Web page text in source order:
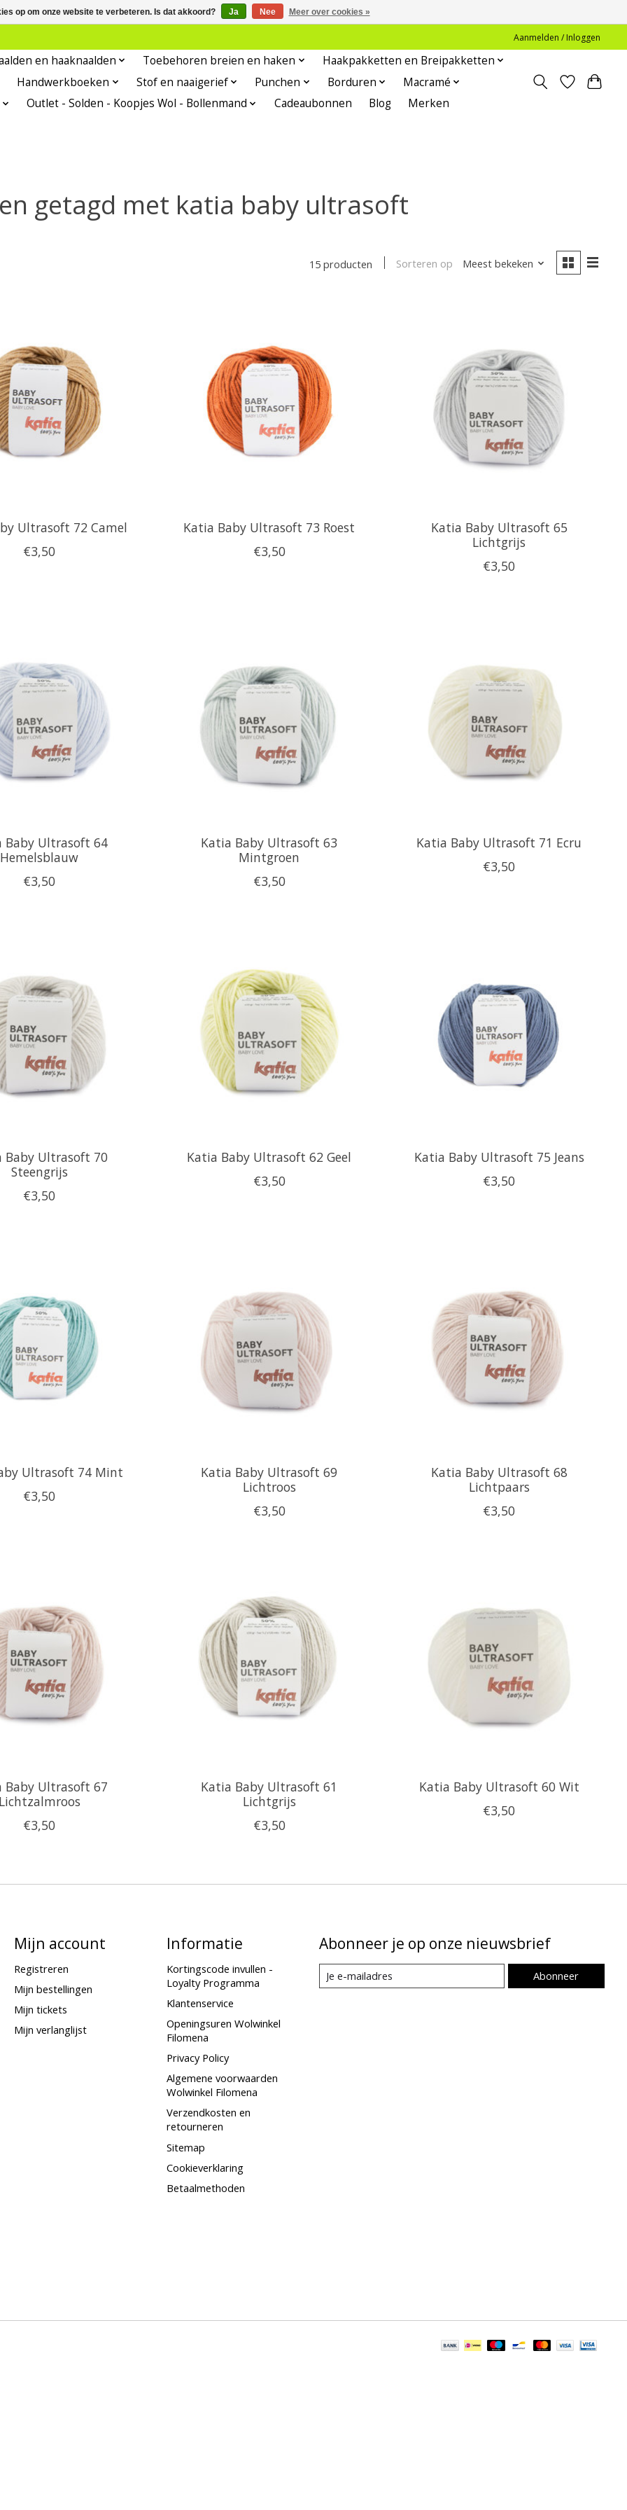
Aanmelden / Inloggen
en haaknaalden Toebehoren breien en haken
Haakpakketten en Breipakketten
Handwerkboeken
Stof en naaigerief Punchen Borduren
Macramé
Outlet - Solden - Koopjes Wol - Bollenmand
Cadeaubonnen Blog Merken
getagd met katia baby ultrasoft
15 producten Sorteren op Meest bekeken
Ultrasoft 72 Camel
€3,50
Katia Baby Ultrasoft 73 Roest
€3,50
Katia Baby Ultrasoft 65
Lichtgrijs
€3,50
Baby Ultrasoft 64
Hemelsblauw
€3,50
Katia Baby Ultrasoft 63
Mintgroen
€3,50
Katia Baby Ultrasoft 71 Ecru
€3,50
Baby Ultrasoft 70
Steengrijs
€3,50
Katia Baby Ultrasoft 62 Geel
€3,50
Katia Baby Ultrasoft 75 Jeans
€3,50
Ultrasoft 74 Mint
€3,50
Katia Baby Ultrasoft 69
Lichtroos
€3,50
Katia Baby Ultrasoft 68
Lichtpaars
€3,50
Baby Ultrasoft 67
€3,50
Katia Baby Ultrasoft 61
Lichtgrijs
€3,50
Katia Baby Ultrasoft 60 Wit
€3,50
Mijn account
Registreren
Mijn bestellingen
Mijn tickets
Mijn verlanglijst
Informatie
Kortingscode invullen -
Loyalty Programma
Klantenservice
Openingsuren Wolwinkel
Filomena
Privacy Policy
Algemene voorwaarden
Wolwinkel Filomena
Verzendkosten en
retourneren
Sitemap
Cookieverklaring
Betaalmethoden
Abonneer je op onze nieuwsbrief
Abonneer
op om onze website te verbeteren. Is dat akkoord? Ja Nee Meer over cookies »